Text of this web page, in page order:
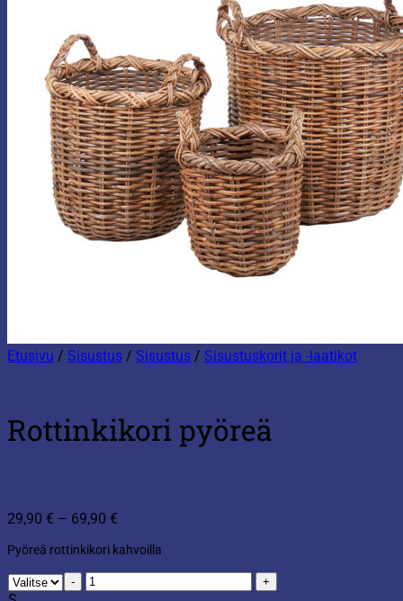
Etusivu / Sisustus / Sisustus / Sisustuskorit ja -laatikot
Rottinkikori pyöreä
29,90 € – 69,90 €
-
69,90 €
Pyöreä rottinkikori kahvoilla
Rottinkikori
pyöreä